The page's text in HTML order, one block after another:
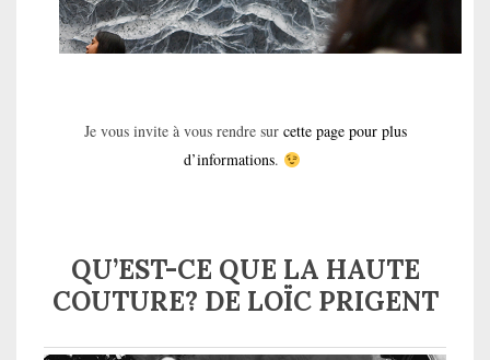
Je vous invite à vous rendre sur cette page pour plus
d’informations.
QU’EST-CE QUE LA HAUTE
COUTURE? DE LOÏC PRIGENT